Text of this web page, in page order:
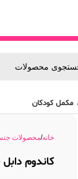
مکمل کودکان
خانه محصولات
کاندوم